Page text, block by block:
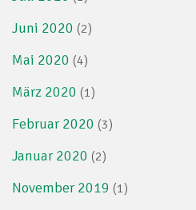
Juni 2020 (2)
Mai 2020 (4)
März 2020 (1)
Februar 2020 (3)
Januar 2020 (2)
November 2019 (1)